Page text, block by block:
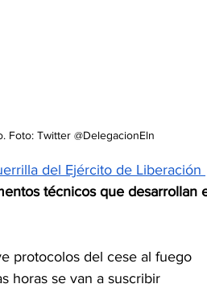
Twitter @DelegacionEln
del Ejército de Liberación
técnicos que desarrollan
protocolos del cese al fuego
horas se van a suscribir